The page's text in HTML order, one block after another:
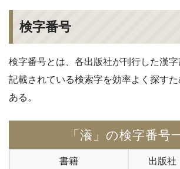
検字番号
検字番号とは、各出版社が刊行した漢
記載されている検索字を効率よく探す
ある。
「瀁」の検字番号
書籍 出版社